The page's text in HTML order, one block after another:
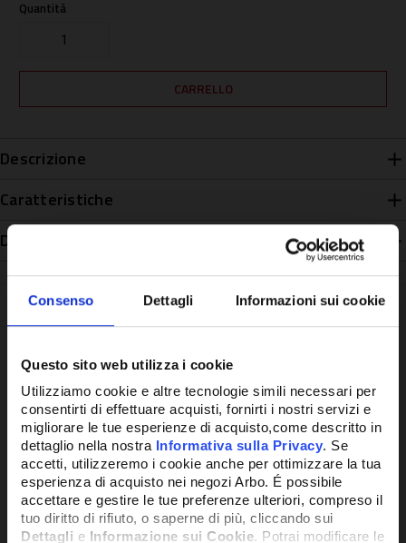
Consenso Dettagli Informazioni sui cookie
Questo sito web utilizza i cookie
Utilizziamo cookie e altre tecnologie simili necessari per
consentirti di effettuare acquisti, fornirti i nostri servizi e
migliorare le tue esperienze di acquisto,come descritto in
dettaglio nella nostra Informativa sulla Privacy. Se
accetti, utilizzeremo i cookie anche per ottimizzare la tua
esperienza di acquisto nei negozi Arbo. É possibile
accettare e gestire le tue preferenze ulteriori, compreso il
tuo diritto di rifiuto, o saperne di più, cliccando sui
Dettagli e Informazione sui Cookie. Potrai modificare le
Quantità
Descrizione
Caratteristiche
Disponibilità
Potrebbe anche interessarti